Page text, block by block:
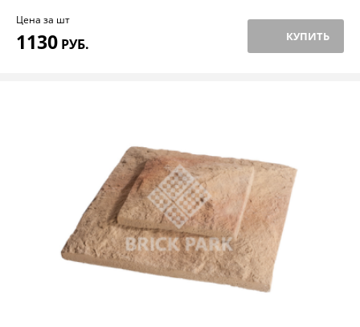
Цена за шт
1130 РУБ. КУПИТЬ